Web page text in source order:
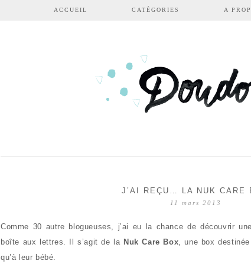
Aller au contenu principal
ACCUEIL CATÉGORIES A
J’AI REÇU… LA NUK CARE
11 mars 2013
Comme 30 autre blogueuses, j’ai eu la chance de découvrir
boîte aux lettres. Il s’agit de la Nuk Care Box, une box
qu’à leur bébé.